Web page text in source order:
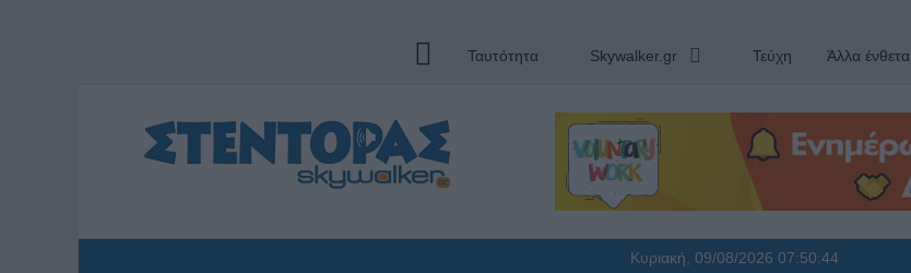
Ταυτότητα Skywalker.gr Τεύχη Άλλα ένθετα
Κυριακή, 09/08/2026 07:50:45